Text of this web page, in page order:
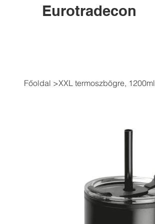
Eurotradecon
Főoldal >XXL termoszbögre, 1200ml